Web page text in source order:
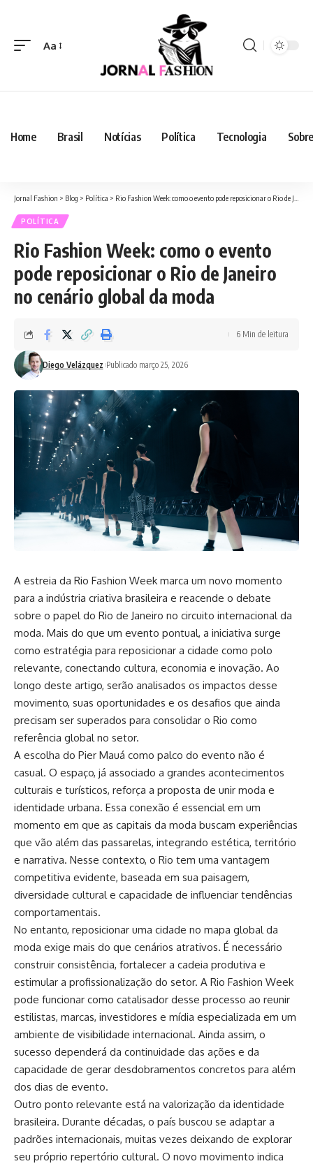
Aa
Home Brasil Notícias Política Tecnologia
Jornal Fashion > Blog > Política > Rio Fashion Week: como o evento pode reposicionar o Rio de Janeiro no cenário global da moda
POLÍTICA
Rio Fashion Week: como o evento
pode reposicionar o Rio de Janeiro
no cenário global da moda
Diego Velázquez Publicado março 25, 2026
6 Min de leitura
A estreia da Rio Fashion Week marca um novo momento
para a indústria criativa brasileira e reacende o debate
sobre o papel do Rio de Janeiro no circuito internacional da
moda. Mais do que um evento pontual, a iniciativa surge
como estratégia para reposicionar a cidade como polo
relevante, conectando cultura, economia e inovação. Ao
longo deste artigo, serão analisados os impactos desse
movimento, suas oportunidades e os desafios que ainda
precisam ser superados para consolidar o Rio como
referência global no setor.
A escolha do Pier Mauá como palco do evento não é
casual. O espaço, já associado a grandes acontecimentos
culturais e turísticos, reforça a proposta de unir moda e
identidade urbana. Essa conexão é essencial em um
momento em que as capitais da moda buscam experiências
que vão além das passarelas, integrando estética, território
e narrativa. Nesse contexto, o Rio tem uma vantagem
competitiva evidente, baseada em sua paisagem,
diversidade cultural e capacidade de influenciar tendências
comportamentais.
No entanto, reposicionar uma cidade no mapa global da
moda exige mais do que cenários atrativos. É necessário
construir consistência, fortalecer a cadeia produtiva e
estimular a profissionalização do setor. A Rio Fashion Week
pode funcionar como catalisador desse processo ao reunir
estilistas, marcas, investidores e mídia especializada em um
ambiente de visibilidade internacional. Ainda assim, o
sucesso dependerá da continuidade das ações e da
capacidade de gerar desdobramentos concretos para além
dos dias de evento.
Outro ponto relevante está na valorização da identidade
brasileira. Durante décadas, o país buscou se adaptar a
padrões internacionais, muitas vezes deixando de explorar
seu próprio repertório cultural. O novo movimento indica